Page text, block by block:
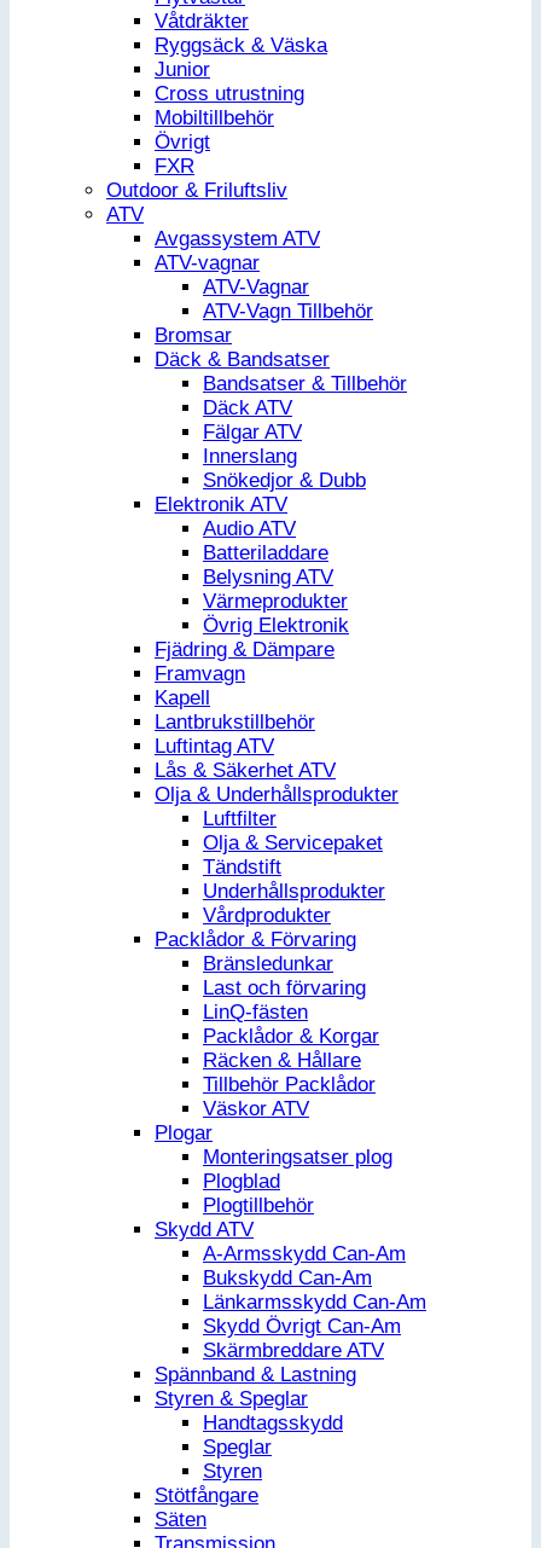
Våtdräkter
Ryggsäck & Väska
Junior
Cross utrustning
Mobiltillbehör
Övrigt
FXR
Outdoor & Friluftsliv
ATV
Avgassystem ATV
ATV-vagnar
ATV-Vagnar
ATV-Vagn Tillbehör
Bromsar
Däck & Bandsatser
Bandsatser & Tillbehör
Däck ATV
Fälgar ATV
Innerslang
Snökedjor & Dubb
Elektronik ATV
Audio ATV
Batteriladdare
Belysning ATV
Värmeprodukter
Övrig Elektronik
Fjädring & Dämpare
Framvagn
Kapell
Lantbrukstillbehör
Luftintag ATV
Lås & Säkerhet ATV
Olja & Underhållsprodukter
Luftfilter
Olja & Servicepaket
Tändstift
Underhållsprodukter
Vårdprodukter
Packlådor & Förvaring
Bränsledunkar
Last och förvaring
LinQ-fästen
Packlådor & Korgar
Räcken & Hållare
Tillbehör Packlådor
Väskor ATV
Plogar
Monteringsatser plog
Plogblad
Plogtillbehör
Skydd ATV
A-Armsskydd Can-Am
Bukskydd Can-Am
Länkarmsskydd Can-Am
Skydd Övrigt Can-Am
Skärmbreddare ATV
Spännband & Lastning
Styren & Speglar
Handtagsskydd
Speglar
Styren
Stötfångare
Säten